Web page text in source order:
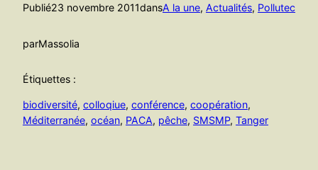
Publié23 novembre 2011dansA la une, Actualités, Pollutec
parMassolia
Étiquettes :
biodiversité, colloqiue, conférence, coopération
Méditerranée, océan, PACA, pêche, SMSMP, Tanger